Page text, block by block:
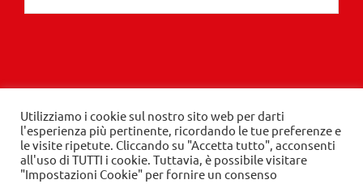
© 2020 Edizioni Turbo by Tespi Mediagroup -
Direttore: Angelo Frigerio -Privacy Policy-Cookie
Utilizziamo i cookie sul nostro sito web per darti
l'esperienza più pertinente, ricordando le tue preferenze e
le visite ripetute. Cliccando su "Accetta tutto", acconsenti
all'uso di TUTTI i cookie. Tuttavia, è possibile visitare
"Impostazioni Cookie" per fornire un consenso